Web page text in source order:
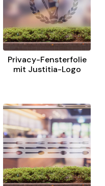
Privacy-Fensterfolie
mit Justitia-Logo